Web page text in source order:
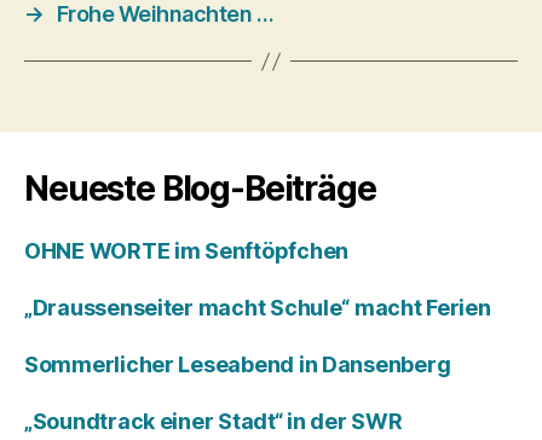
→
Frohe Weihnachten …
Neueste Blog-Beiträge
OHNE WORTE im Senftöpfchen
„Draussenseiter macht Schule“ macht Ferien
Sommerlicher Leseabend in Dansenberg
„Soundtrack einer Stadt“ in der SWR